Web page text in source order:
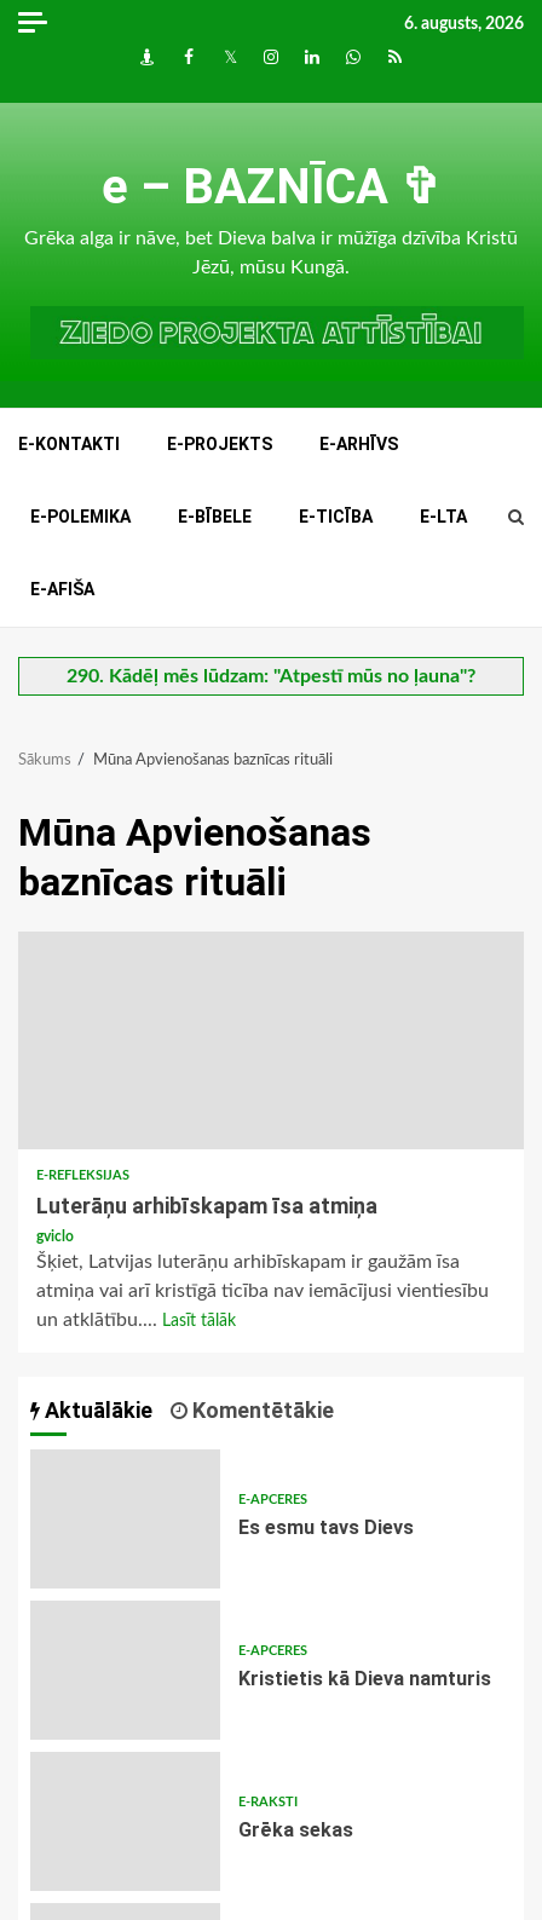
Skip
6. augusts, 2026
DraugiemFacebook
TwitterInstagram
LinkedInwhatsapp
RSS
e – BAZNĪCA ✞
Grēka alga ir nāve, bet Dieva balva ir mūžīga dzīvība Kristū
Jēzū, mūsu Kungā.
E-KONTAKTI E-PROJEKTS E-ARHĪVS
E-POLEMIKA E-BĪBELE E-TICĪBA E-LTA
E-AFIŠA
290. Kādēļ mēs lūdzam: "Atpestī mūs no ļauna"?
Sākums Mūna Apvienošanas baznīcas rituāli
Mūna Apvienošanas
baznīcas rituāli
E-REFLEKSIJAS
Luterāņu arhibīskapam īsa atmiņa
gviclo
Šķiet, Latvijas luterāņu arhibīskapam ir gaužām īsa
atmiņa vai arī kristīgā ticība nav iemācījusi vientiesību
un atklātību.... Lasīt tālāk
Aktuālākie Komentētākie
E-APCERES
Es esmu tavs Dievs
E-APCERES
Kristietis kā Dieva namturis
E-RAKSTI
Grēka sekas